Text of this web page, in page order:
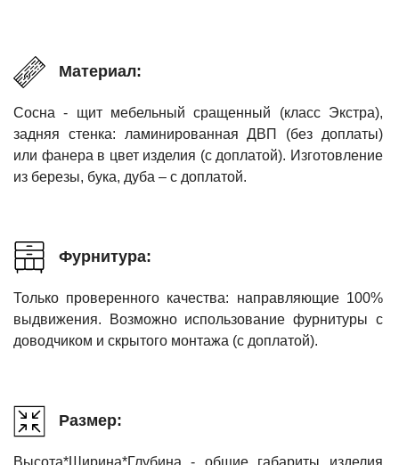
Материал:
Сосна - щит мебельный сращенный (класс Экстра),
задняя стенка: ламинированная ДВП (без доплаты)
или фанера в цвет изделия (с доплатой). Изготовление
из березы, бука, дуба – с доплатой.
Фурнитура:
Только проверенного качества: направляющие 100%
выдвижения. Возможно использование фурнитуры с
доводчиком и скрытого монтажа (с доплатой).
Размер:
Высота*Ширина*Глубина - общие габариты изделия